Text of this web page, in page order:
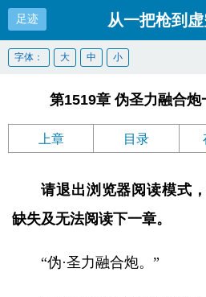
足迹 从一把枪到
字体： 大 中 小
第1519章 伪圣力融合炮
上章 目录
请退出浏览器阅读模式
缺失及无法阅读下一章。
“伪·圣力融合炮。”